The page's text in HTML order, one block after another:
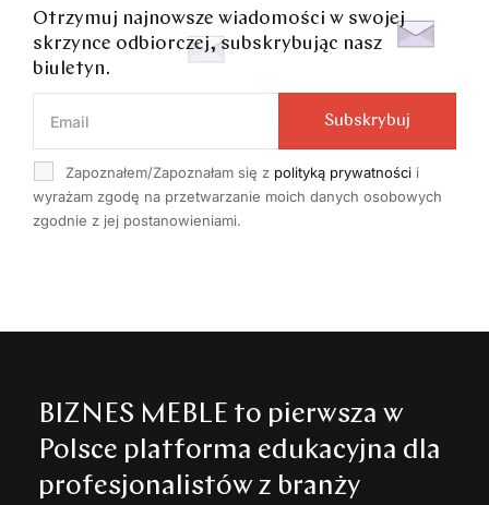
Otrzymuj najnowsze wiadomości w swojej
skrzynce odbiorczej, subskrybując nasz
biuletyn.
Zapoznałem/Zapoznałam się z polityką prywatności i
wyrażam zgodę na przetwarzanie moich danych osobowych
zgodnie z jej postanowieniami.
Subskrybuj
BIZNES MEBLE to pierwsza w
Polsce platforma edukacyjna dla
profesjonalistów z branży